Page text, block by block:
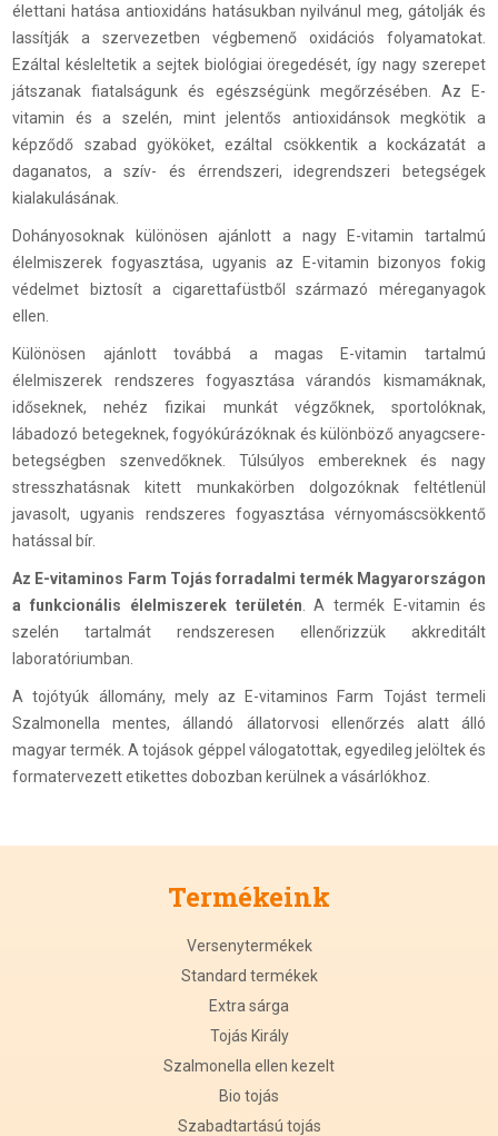
élettani hatása antioxidáns hatásukban nyilvánul meg, gátolják és
lassítják a szervezetben végbemenő oxidációs folyamatokat.
Ezáltal késleltetik a sejtek biológiai öregedését, így nagy szerepet
játszanak fiatalságunk és egészségünk megőrzésében. Az E-
vitamin és a szelén, mint jelentős antioxidánsok megkötik a
képződő szabad gyököket, ezáltal csökkentik a kockázatát a
daganatos, a szív- és érrendszeri, idegrendszeri betegségek
kialakulásának.
Dohányosoknak különösen ajánlott a nagy E-vitamin tartalmú
élelmiszerek fogyasztása, ugyanis az E-vitamin bizonyos fokig
védelmet biztosít a cigarettafüstből származó méreganyagok
ellen.
Különösen ajánlott továbbá a magas E-vitamin tartalmú
élelmiszerek rendszeres fogyasztása várandós kismamáknak,
időseknek, nehéz fizikai munkát végzőknek, sportolóknak,
lábadozó betegeknek, fogyókúrázóknak és különböző anyagcsere-
betegségben szenvedőknek. Túlsúlyos embereknek és nagy
stresszhatásnak kitett munkakörben dolgozóknak feltétlenül
javasolt, ugyanis rendszeres fogyasztása vérnyomáscsökkentő
hatással bír.
Az E-vitaminos Farm Tojás forradalmi termék Magyarországon
a funkcionális élelmiszerek területén . A termék E-vitamin és
szelén tartalmát rendszeresen ellenőrizzük akkreditált
laboratóriumban.
A tojótyúk állomány, mely az E-vitaminos Farm Tojást termeli
Szalmonella mentes, állandó állatorvosi ellenőrzés alatt álló
magyar termék. A tojások géppel válogatottak, egyedileg jelöltek és
formatervezett etikettes dobozban kerülnek a vásárlókhoz.
Termékeink
Versenytermékek
Standard termékek
Extra sárga
Tojás Király
Szalmonella ellen kezelt
Bio tojás
Szabadtartású tojás